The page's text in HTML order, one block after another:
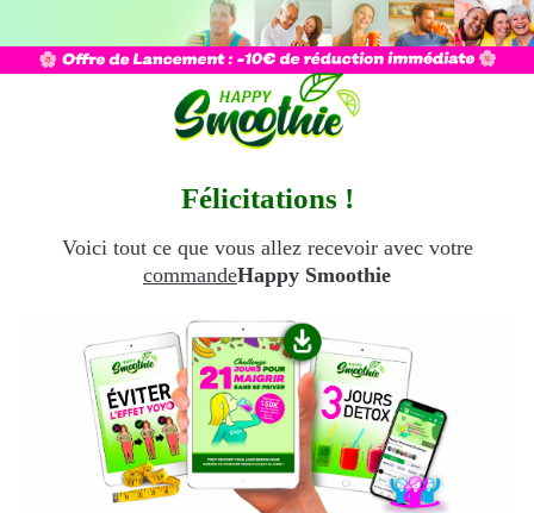
Félicitations !
Voici tout ce que vous allez recevoir avec votre
commandeHappy Smoothie